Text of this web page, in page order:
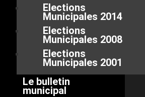
Elections
Municipales 2014
Elections
Municipales 2008
Elections
Municipales 2001
Le bulletin
municipal